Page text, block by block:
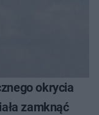
okrycia
zamknąć